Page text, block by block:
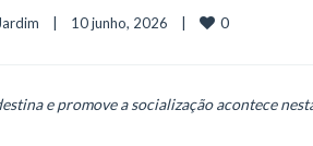
    |    10 junho, 2026    |
0
e promove a socialização acontece